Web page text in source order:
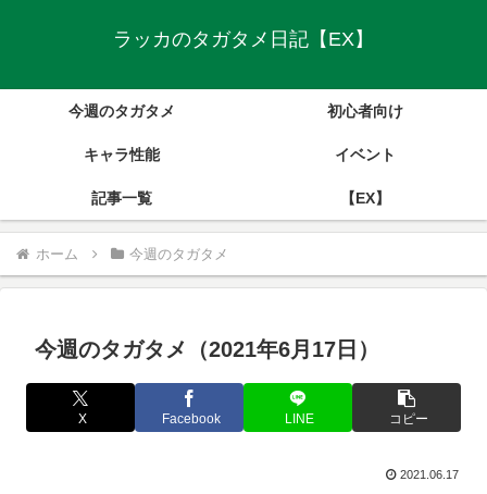
ラッカのタガタメ日記【EX】
今週のタガタメ 初心者向け
キャラ性能 イベント
記事一覧 【EX】
ホーム 今週のタガタメ
今週のタガタメ（2021年6月17日）
X Facebook LINE コピー
2021.06.17